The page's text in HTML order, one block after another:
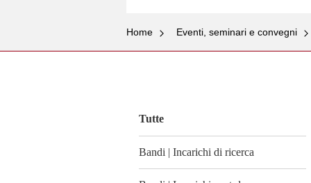
Home Eventi, seminari e convegni
Tutte
Bandi | Incarichi di ricerca